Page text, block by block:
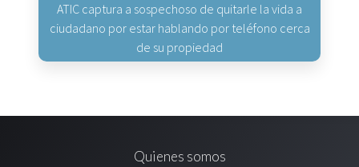
ATIC captura a sospechoso de quitarle la vida a
ciudadano por estar hablando por teléfono cerca
de su propiedad
Quienes somos